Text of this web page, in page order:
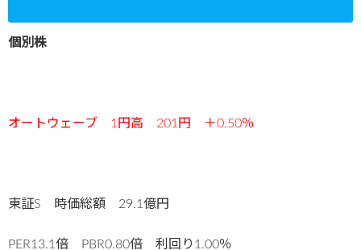
個別株
オートウェーブ 1円高 201円 ＋0.50％
東証S 時価総額 29.1億円
PER13.1倍 PBR0.80倍 利回り1.00％